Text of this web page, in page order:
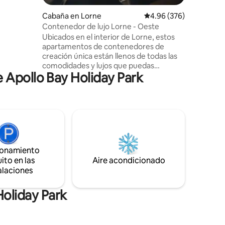
Cabaña en Lorne Calificación promedio:
4.96 (376)
Contenedor de lujo Lorne - Oeste
Ubicados en el interior de Lorne, estos
apartamentos de contenedores de
creación única están llenos de todas las
comodidades y lujos que puedas
necesitar. Con una zona de cocina
totalmente equipada, estos espacios se
atemporales de Otways y Surf Coast.
Estos espacios cuentan con varios
lugares para relajarse, descansar y
descansar. Si tienes Insta, puedes seguir
Bay Holiday Park
en las
Aire acondicionado
Park